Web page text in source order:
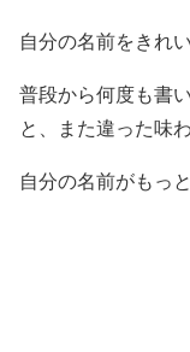
自分の名前をきれ
普段から何度も書
と、また違った味
自分の名前がもっ